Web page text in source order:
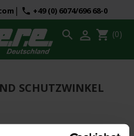
| phone +49 (0) 6074/696 68-0
shopping_cart (0)


SCHUTZWINKEL